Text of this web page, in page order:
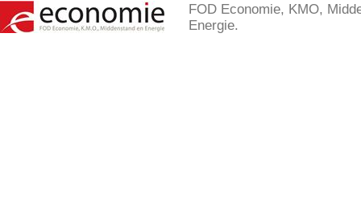
FOD Economie, KMO,
Energie.